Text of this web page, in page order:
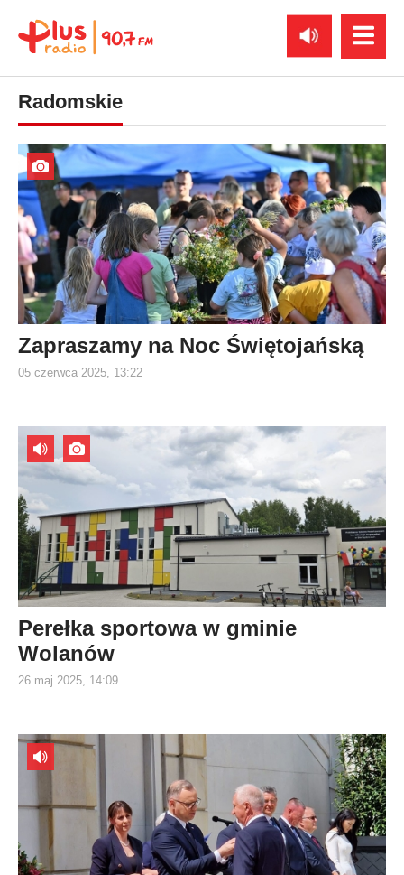
Radomskie
Zapraszamy na Noc Świętojańską
05 czerwca 2025, 13:22
Perełka sportowa w gminie
Wolanów
26 maj 2025, 14:09